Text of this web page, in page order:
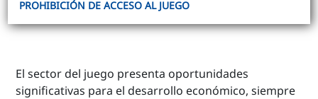
PROHIBICIÓN DE ACCESO AL JUEGO
El sector del juego presenta oportunidades
significativas para el desarrollo económico, siempre